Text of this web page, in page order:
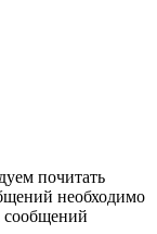
почитать
необходимо
сообщений